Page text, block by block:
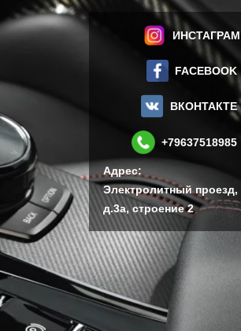
ИНСТАГРАМ
FACEBOOK
ВКОНТАКТЕ
+79637518985
Адрес:
Электролитный проезд,
д.3а, строение 2